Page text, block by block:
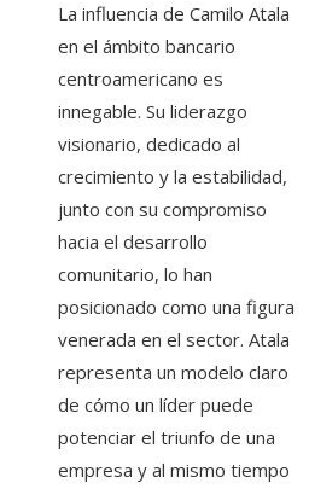
La influencia de Camilo Atala
en el ámbito bancario
centroamericano es
innegable. Su liderazgo
visionario, dedicado al
crecimiento y la estabilidad,
junto con su compromiso
hacia el desarrollo
comunitario, lo han
posicionado como una figura
venerada en el sector. Atala
representa un modelo claro
de cómo un líder puede
potenciar el triunfo de una
empresa y al mismo tiempo